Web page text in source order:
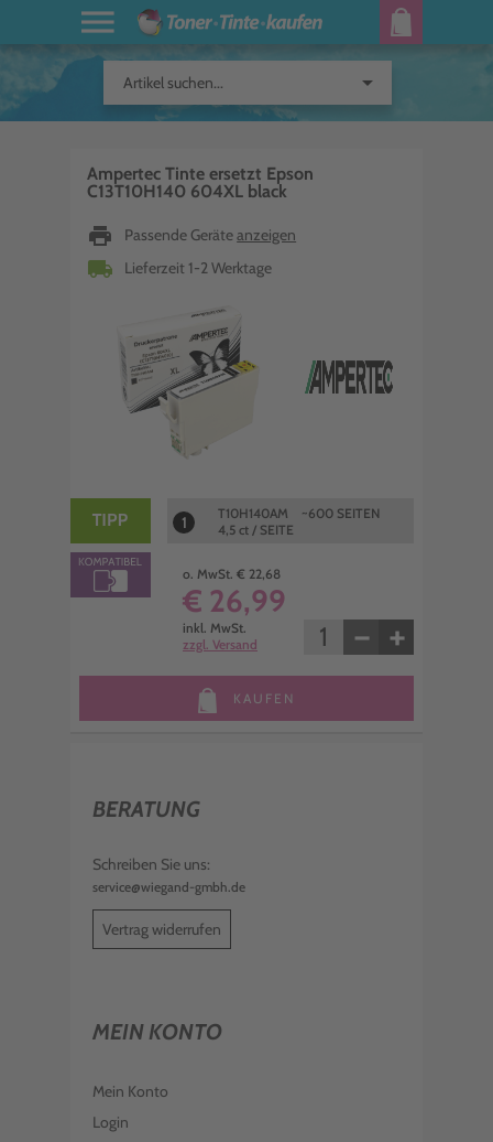
Artikel suchen... arrow_drop_down
Ampertec Tinte ersetzt Epson
C13T10H140 604XL black
print Passende Geräteanzeigen
local_shipping Lieferzeit 1-2 Werktage
1
T10H140AM ~600 SEITEN
4,5 ct / SEITE
o. MwSt. € 22,68
€ 26,99
inkl. MwSt.
zzgl. Versand
− +
KAUFEN
BERATUNG
Schreiben Sie uns:
service@wiegand-gmbh.de
Vertrag widerrufen
MEIN KONTO
Mein Konto
Login